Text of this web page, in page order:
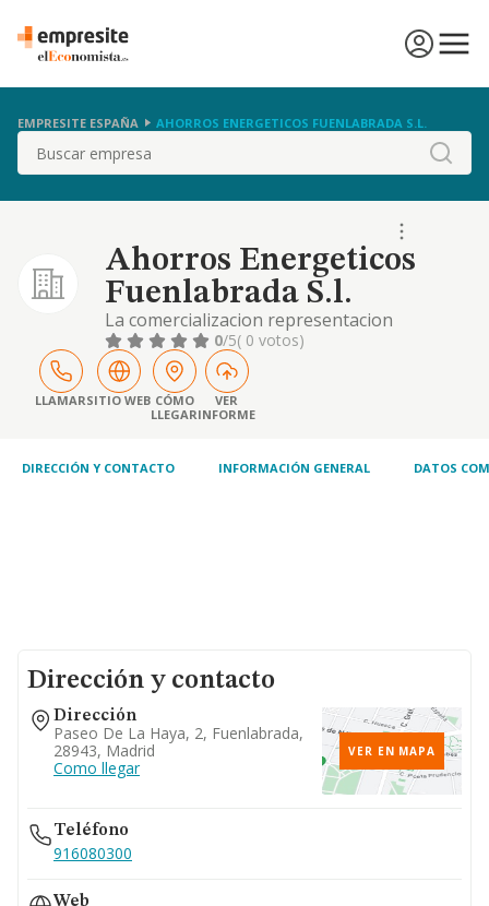
EMPRESITE ESPAÑA AHORROS ENERGETICOS FUENLABRADA S.L.
Buscar
Ahorros Energeticos
Fuenlabrada S.l.
La comercializacion representacion
distribucion, instalacion, reparacion, compra
y venta de toda clase de aparatos
industriales y domesticos de frio, calor y
refrigeracion y sus complementos tales
como vitrinas etc.
0/5( 0 votos)
LLAMARSITIO WEB CÓMO
LLEGAR
VER
INFORME
DIRECCIÓN Y CONTACTO INFORMACIÓN GENERAL DATOS
Dirección y contacto
Dirección
Paseo De La Haya, 2, Fuenlabrada,
28943, Madrid
Como llegar
VER EN MAPA
Teléfono
916080300
Web